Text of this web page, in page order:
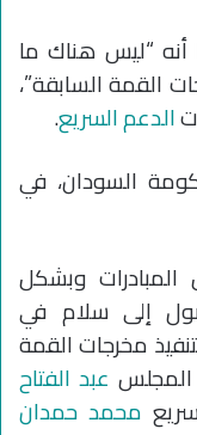
أنه “ليس هناك ما
القمة السابقة”،
الدعم السريع.
السودان، في
المبادرات وبشكل
إلى سلام في
مخرجات القمة
المجلس عبد الفتاح
محمد حمدان